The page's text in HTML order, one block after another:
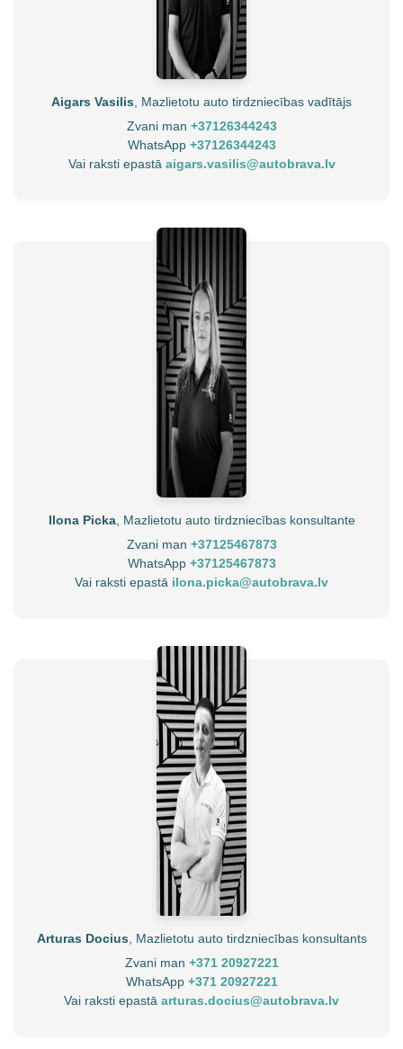
Aigars Vasilis, Mazlietotu auto tirdzniecības vadītājs
Zvani man +37126344243
WhatsApp +37126344243
Vai raksti epastā aigars.vasilis@autobrava.lv
Ilona Picka, Mazlietotu auto tirdzniecības konsultante
Zvani man +37125467873
WhatsApp +37125467873
Vai raksti epastā ilona.picka@autobrava.lv
Arturas Docius, Mazlietotu auto tirdzniecības konsultants
Zvani man +371 20927221
WhatsApp +371 20927221
Vai raksti epastā arturas.docius@autobrava.lv